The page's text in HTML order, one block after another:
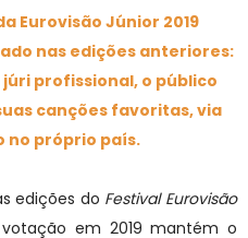
Eurovisão Júnior 2019
nas edições anteriores:
profissional, o público
canções favoritas, via
no próprio país.
edições do Festival Eurovisão
votação em 2019 mantém o